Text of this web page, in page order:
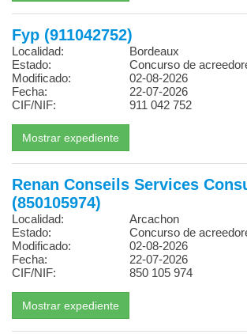
Fyp (911042752)
Localidad:
Bordeaux
Estado:
Concurso de
Modificado:
02-08-2026
Fecha:
22-07-2026
CIF/NIF:
911 042 752
Renan Conseils Services
(850105974)
Localidad:
Arcachon
Estado:
Concurso de
Modificado:
02-08-2026
Fecha:
22-07-2026
CIF/NIF:
850 105 974